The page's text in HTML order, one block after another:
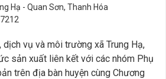
Hạ - Quan Sơn, Thanh Hóa
dịch vụ và môi trường xã Trung Hạ,
sản xuất liên kết với các nhóm Phụ
trên địa bàn huyện cùng Chương